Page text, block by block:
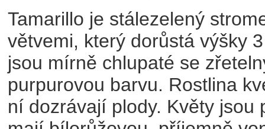
Tamarillo je stálezelený
větvemi, který dorůstá výšky
jsou mírně chlupaté se
purpurovou barvu. Rostlina
ní dozrávají plody. Květy jsou